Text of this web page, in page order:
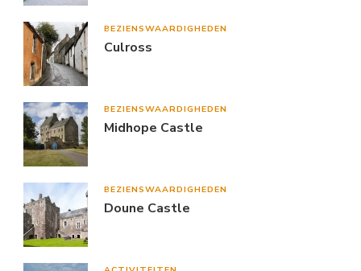
BEZIENSWAARDIGHEDEN
Culross
BEZIENSWAARDIGHEDEN
Midhope Castle
BEZIENSWAARDIGHEDEN
Doune Castle